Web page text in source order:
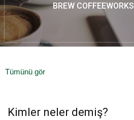
BREW
Tümünü gör
Kimler neler demiş?